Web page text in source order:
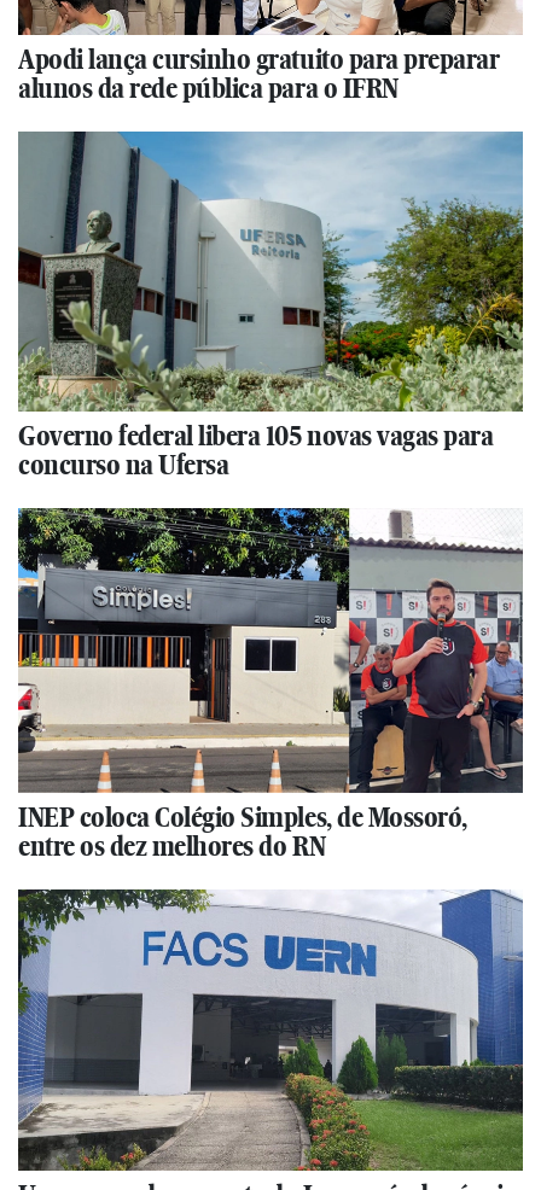
Apodi lança cursinho gratuito para preparar
alunos da rede pública para o IFRN
Governo federal libera 105 novas vagas para
concurso na Ufersa
INEP coloca Colégio Simples, de Mossoró,
entre os dez melhores do RN